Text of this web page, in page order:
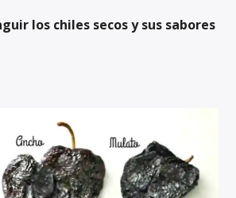
los chiles secos y sus sabores